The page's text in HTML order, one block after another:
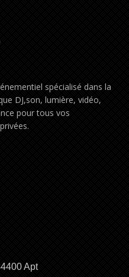
spécialisé dans la
DJ,son, lumière, vidéo,
pour tous vos
Apt